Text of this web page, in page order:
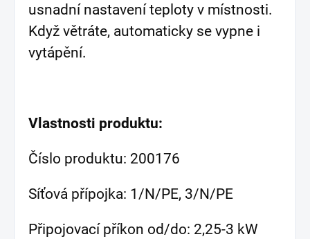
usnadní nastavení teploty v místnosti.
Když větráte, automaticky se vypne i
vytápění.
Vlastnosti produktu:
Číslo produktu: 200176
Síťová přípojka: 1/N/PE, 3/N/PE
Připojovací příkon od/do: 2,25-3 kW